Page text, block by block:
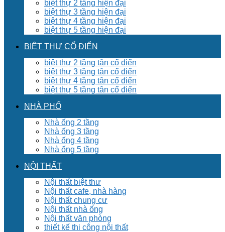
biệt thự 2 tầng hiện đại
biệt thự 3 tầng hiện đại
biệt thự 4 tầng hiện đại
biệt thự 5 tầng hiện đại
BIỆT THỰ CỔ ĐIỂN
biệt thự 2 tầng tân cổ điển
biệt thự 3 tầng tân cổ điển
biệt thự 4 tầng tân cổ điển
biệt thự 5 tầng tân cổ điển
NHÀ PHỐ
Nhà ống 2 tầng
Nhà ống 3 tầng
Nhà ống 4 tầng
Nhà ống 5 tầng
NỘI THẤT
Nội thất biệt thư
Nội thất cafe, nhà hàng
Nội thất chung cư
Nội thất nhà ống
Nội thất văn phòng
thiết kế thi công nội thất